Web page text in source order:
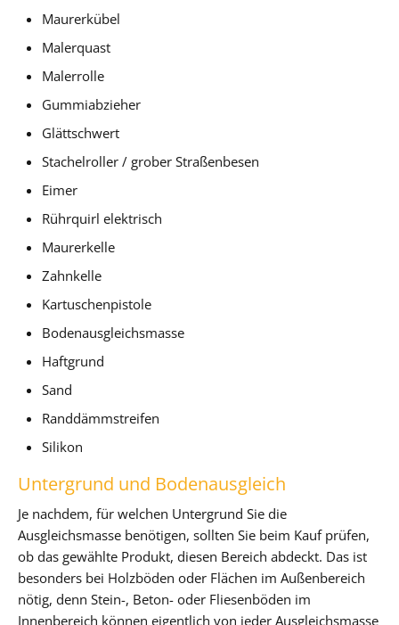
Maurerkübel
Malerquast
Malerrolle
Gummiabzieher
Glättschwert
Stachelroller / grober Straßenbesen
Eimer
Rührquirl elektrisch
Maurerkelle
Zahnkelle
Kartuschenpistole
Bodenausgleichsmasse
Haftgrund
Sand
Randdämmstreifen
Silikon
Untergrund und Bodenausgleich
Je nachdem, für welchen Untergrund Sie die
Ausgleichsmasse benötigen, sollten Sie beim Kauf prüfen,
ob das gewählte Produkt, diesen Bereich abdeckt. Das ist
besonders bei Holzböden oder Flächen im Außenbereich
nötig, denn Stein-, Beton- oder Fliesenböden im
Innenbereich können eigentlich von jeder Ausgleichsmasse